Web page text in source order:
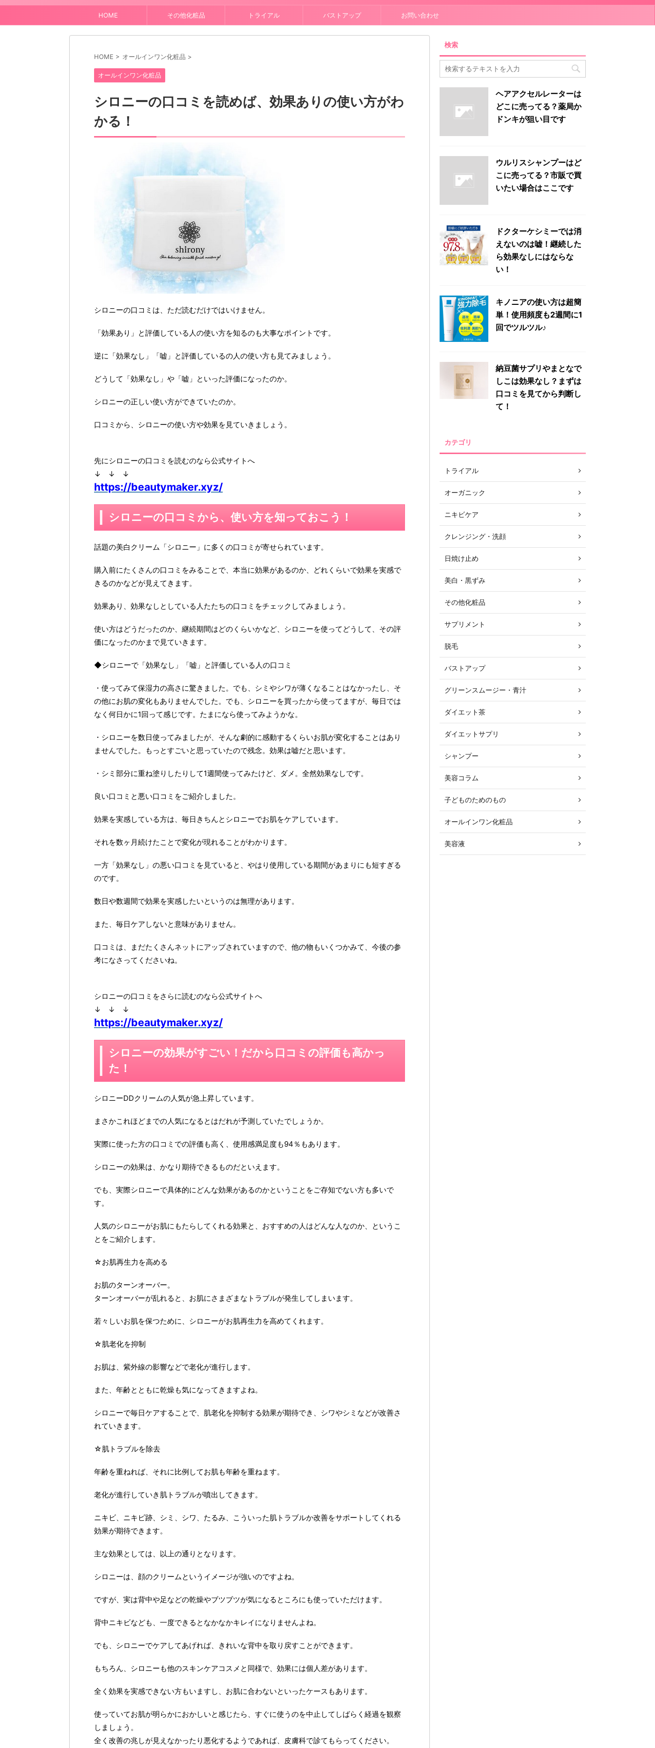
HOME その他化粧品 トライアル バストアップ お問い合わせ
HOME > オールインワン化粧品 >
オールインワン化粧品
シロニーの口コミを読めば、効果ありの使い方がわ
かる！
シロニーの口コミは、ただ読むだけではいけません。
「効果あり」と評価している人の使い方を知るのも大事なポイントです。
逆に「効果なし」「嘘」と評価しているの人の使い方も見てみましょう。
どうして「効果なし」や「嘘」といった評価になったのか。
シロニーの正しい使い方ができていたのか。
口コミから、シロニーの使い方や効果を見ていきましょう。
先にシロニーの口コミを読むのなら公式サイトへ
↓ ↓ ↓
https://beautymaker.xyz/
シロニーの口コミから、使い方を知っておこう！
話題の美白クリーム「シロニー」に多くの口コミが寄せられています。
購入前にたくさんの口コミをみることで、本当に効果があるのか、どれくらいで効果を実感で
きるのかなどが見えてきます。
効果あり、効果なしとしている人たたちの口コミをチェックしてみましょう。
使い方はどうだったのか、継続期間はどのくらいかなど、シロニーを使ってどうして、その評
価になったのかまで見ていきます。
◆シロニーで「効果なし」「嘘」と評価している人の口コミ
・使ってみて保湿力の高さに驚きました。でも、シミやシワが薄くなることはなかったし、そ
の他にお肌の変化もありませんでした。でも、シロニーを買ったから使ってますが、毎日では
なく何日かに1回って感じです。たまになら使ってみようかな。
・シロニーを数日使ってみましたが、そんな劇的に感動するくらいお肌が変化することはあり
ませんでした。もっとすごいと思っていたので残念。効果は嘘だと思います。
・シミ部分に重ね塗りしたりして1週間使ってみたけど、ダメ。全然効果なしです。
良い口コミと悪い口コミをご紹介しました。
効果を実感している方は、毎日きちんとシロニーでお肌をケアしています。
それを数ヶ月続けたことで変化が現れることがわかります。
一方「効果なし」の悪い口コミを見ていると、やはり使用している期間があまりにも短すぎる
のです。
数日や数週間で効果を実感したいというのは無理があります。
また、毎日ケアしないと意味がありません。
口コミは、まだたくさんネットにアップされていますので、他の物もいくつかみて、今後の参
考になさってくださいね。
シロニーの口コミをさらに読むのなら公式サイトへ
↓ ↓ ↓
https://beautymaker.xyz/
シロニーの効果がすごい！だから口コミの評価も高かっ
た！
シロニーDDクリームの人気が急上昇しています。
まさかこれほどまでの人気になるとはだれが予測していたでしょうか。
実際に使った方の口コミでの評価も高く、使用感満足度も94％もあります。
シロニーの効果は、かなり期待できるものだといえます。
でも、実際シロニーで具体的にどんな効果があるのかということをご存知でない方も多いで
す。
人気のシロニーがお肌にもたらしてくれる効果と、おすすめの人はどんな人なのか、というこ
とをご紹介します。
☆お肌再生力を高める
お肌のターンオーバー。
ターンオーバーが乱れると、お肌にさまざまなトラブルが発生してしまいます。
若々しいお肌を保つために、シロニーがお肌再生力を高めてくれます。
☆肌老化を抑制
お肌は、紫外線の影響などで老化が進行します。
また、年齢とともに乾燥も気になってきますよね。
シロニーで毎日ケアすることで、肌老化を抑制する効果が期待でき、シワやシミなどが改善さ
れていきます。
☆肌トラブルを除去
年齢を重ねれば、それに比例してお肌も年齢を重ねます。
老化が進行していき肌トラブルが噴出してきます。
ニキビ、ニキビ跡、シミ、シワ、たるみ、こういった肌トラブルか改善をサポートしてくれる
効果が期待できます。
主な効果としては、以上の通りとなります。
シロニーは、顔のクリームというイメージが強いのですよね。
ですが、実は背中や足などの乾燥やブツブツが気になるところにも使っていただけます。
背中ニキビなども、一度できるとなかなかキレイになりませんよね。
でも、シロニーでケアしてあげれば、きれいな背中を取り戻すことができます。
もちろん、シロニーも他のスキンケアコスメと同様で、効果には個人差があります。
全く効果を実感できない方もいますし、お肌に合わないといったケースもあります。
使っていてお肌が明らかにおかしいと感じたら、すぐに使うのを中止してしばらく経過を観察
しましょう。
全く改善の兆しが見えなかったり悪化するようであれば、皮膚科で診てもらってください。
検索
ヘアアクセルレーターは
どこに売ってる？薬局か
ドンキが狙い目です
ウルリスシャンプーはど
こに売ってる？市販で買
いたい場合はここです
ドクターケシミーでは消
えないのは嘘！継続した
ら効果なしにはならな
い！
キノニアの使い方は超簡
単！使用頻度も2週間に1
回でツルツル♪
納豆菌サプリやまとなで
しこは効果なし？まずは
口コミを見てから判断し
て！
カテゴリ
トライアル
オーガニック
ニキビケア
クレンジング・洗顔
日焼け止め
美白・黒ずみ
その他化粧品
サプリメント
脱毛
バストアップ
グリーンスムージー・青汁
ダイエット茶
ダイエットサプリ
シャンプー
美容コラム
子どものためのもの
オールインワン化粧品
美容液